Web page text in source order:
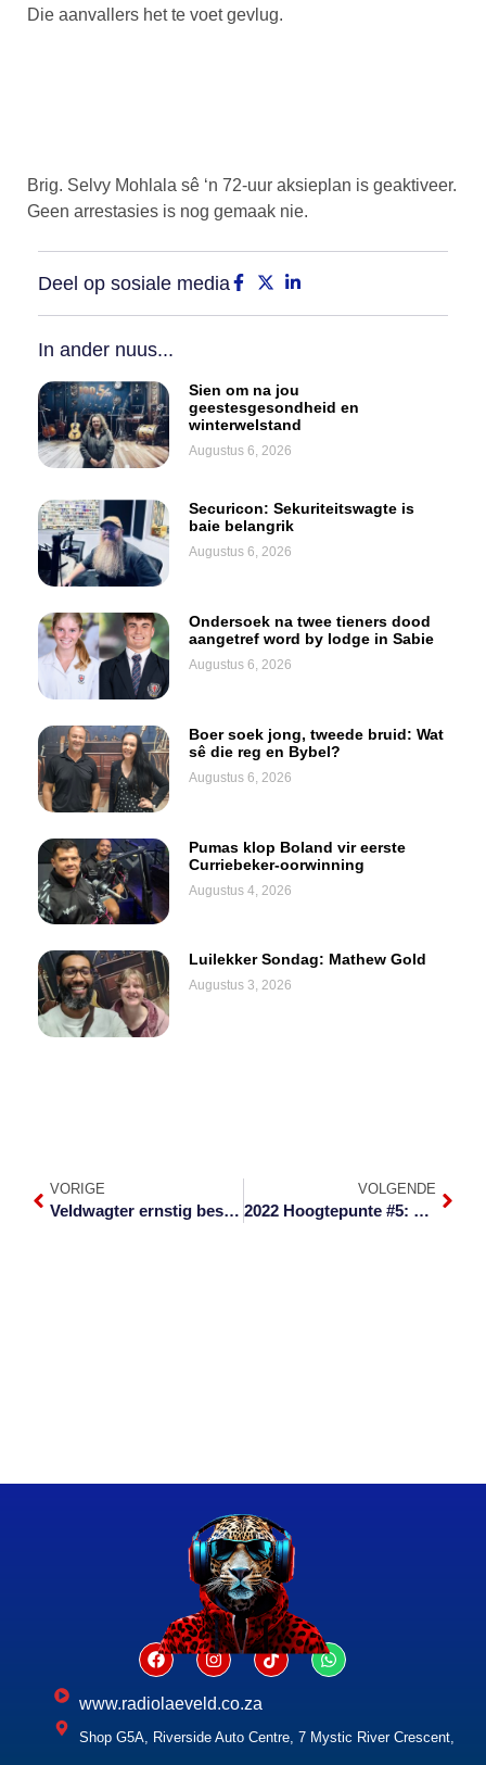
Die aanvallers het te voet gevlug.
Brig. Selvy Mohlala sê ‘n 72-uur aksieplan is geaktiveer.
Geen arrestasies is nog gemaak nie.
Deel op sosiale media
In ander nuus...
Sien om na jou
geestesgesondheid en
winterwelstand
Augustus 6, 2026
Securicon: Sekuriteitswagte is
baie belangrik
Augustus 6, 2026
Ondersoek na twee tieners dood
aangetref word by lodge in Sabie
Augustus 6, 2026
Boer soek jong, tweede bruid: Wat
sê die reg en Bybel?
Augustus 6, 2026
Pumas klop Boland vir eerste
Curriebeker-oorwinning
Augustus 4, 2026
Luilekker Sondag: Mathew Gold
Augustus 3, 2026
VORIGE
Veldwagter ernstig beseer deur olifant in Krugerwildtuin
VOLGENDE
2022 Hoogtepunte #5: Laeveldse geur in Op My Eish! 2
www.radiolaeveld.co.za
Shop G5A, Riverside Auto Centre, 7 Mystic River Crescent,